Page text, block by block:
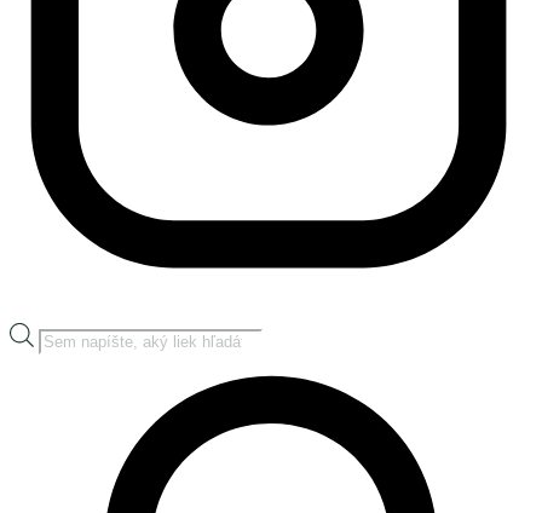
Products
search